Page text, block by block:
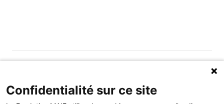
Fondation MAIF
275 rue du Stade, 79180 CHAURAY
Confidentialité sur ce site